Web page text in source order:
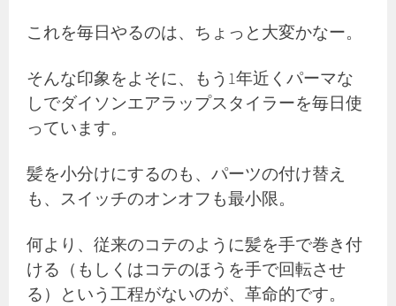
これを毎日やるのは、ちょっと大変かなー。
そんな印象をよそに、もう1年近くパーマな
しでダイソンエアラップスタイラーを毎日使
っています。
髪を小分けにするのも、パーツの付け替え
も、スイッチのオンオフも最小限。
何より、従来のコテのように髪を手で巻き付
ける（もしくはコテのほうを手で回転させ
る）という工程がないのが、革命的です。